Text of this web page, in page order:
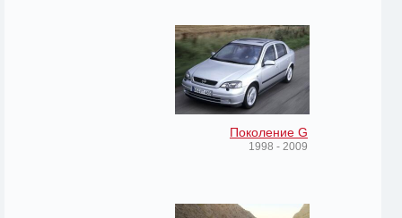
Поколение G
1998 - 2009